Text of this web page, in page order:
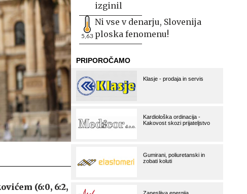
(6:0, 6:2,
izginil
5,63
Ni vse v denarju, Slovenija
ploska fenomenu!